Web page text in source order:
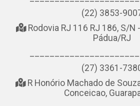
(22) 3853-
Rodovia RJ 116 RJ 186, S/N
Pádua/RJ
(27) 3361-
R Honório Machado de
Conceicao,